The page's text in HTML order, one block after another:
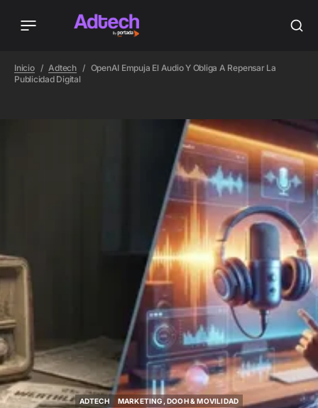
Inicio Adtech
OpenAI Empuja El Audio Y Obliga A Repensar La
Publicidad Digital
ADTECH
MARKETING, DOOH & MOVILIDAD